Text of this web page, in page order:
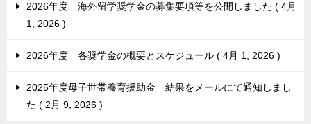
2026年度 海外留学奨学金の募集要項等を公開しました
4月
1, 2026
2026年度 各奨学金の概要とスケジュール 4月 1, 2026
2025年度母子世帯養育援助金 結果をメールにて通知しまし
た
2月 9, 2026